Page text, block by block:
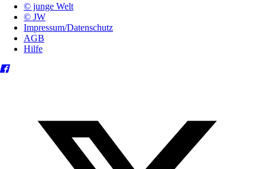
© junge Welt
© JW
Impressum/Datenschutz
AGB
Hilfe